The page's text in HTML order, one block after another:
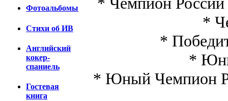
Фотоальбомы
Стихи об ИВ
Английский
кокер-
спаниель
Гостевая
книга
*
*
*
* Юный Чемпион